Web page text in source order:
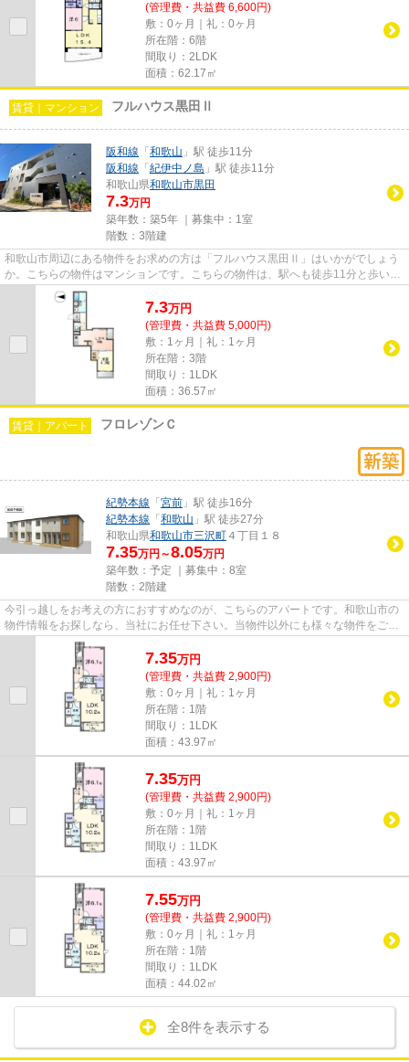
(管理費・共益費 6,600円)
敷：0ヶ月｜礼：0ヶ月
所在階：6階
間取り：2LDK
面積：62.17㎡
賃貸｜マンション フルハウス黒田Ⅱ
阪和線 「 和歌山 」駅 徒歩11分
阪和線 「 紀伊中ノ島 」駅 徒歩11分
和歌山県和歌山市黒田
7.3万円
築年数：築5年 ｜募集中： 1室
階数：3階建
和歌山市周辺にある物件をお求めの方は「フルハウス黒田Ⅱ」はいかがでしょう
か。こちらの物件はマンションです。こちらの物件は、駅へも徒歩11分と歩いて
アクセスできます。令和3年築...
7.3万円
(管理費・共益費 5,000円)
敷：1ヶ月｜礼：1ヶ月
所在階：3階
間取り：1LDK
面積：36.57㎡
賃貸｜アパート フロレゾンＣ
紀勢本線 「 宮前 」駅 徒歩16分
紀勢本線 「 和歌山 」駅 徒歩27分
和歌山県和歌山市三沢町 ４丁目１８
7.35万円～8.05万円
築年数：予定 ｜募集中： 8室
階数：2階建
今引っ越しをお考えの方におすすめなのが、こちらのアパートです。和歌山市の
物件情報をお探しなら、当社にお任せ下さい。当物件以外にも様々な物件をご紹
介いたしますので、まずはお...
7.35万円
(管理費・共益費 2,900円)
敷：0ヶ月｜礼：1ヶ月
所在階：1階
間取り：1LDK
面積：43.97㎡
7.35万円
(管理費・共益費 2,900円)
敷：0ヶ月｜礼：1ヶ月
所在階：1階
間取り：1LDK
面積：43.97㎡
7.55万円
(管理費・共益費 2,900円)
敷：0ヶ月｜礼：1ヶ月
所在階：1階
間取り：1LDK
面積：44.02㎡
全8件を表示する